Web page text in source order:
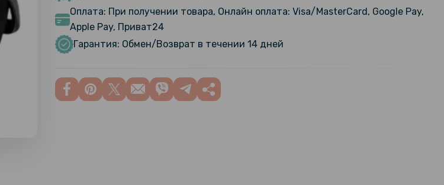
Оплата: При получении товара, Онлайн оплата: Visa/MasterCard, Google Pay,
Apple Pay, Приват24
Гарантия: Обмен/Возврат в течении 14 дней